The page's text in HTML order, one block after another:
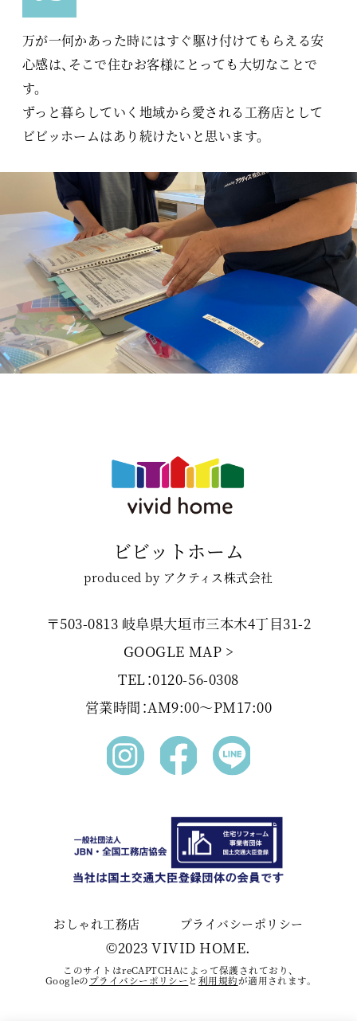
万が一何かあった時にはすぐ駆け付けてもらえる安
心感は、 そこで住むお客様にとっても大切なことで
す。
ずっと暮らしていく地域から愛される工務店として
ビビッホームはあり続けたいと思います。
ビビットホーム
produced by アクティス株式会社
〒503-0813 岐阜県大垣市三本木4丁目31-2
GOOGLE MAP >
TEL：0120-56-0308
営業時間：AM9:00〜PM17:00
おしゃれ工務店 プライバシーポリシー
©2023 VIVID HOME.
このサイトはreCAPTCHAによって保護されており、
Googleのプライバシーポリシーと 利⽤規約が適⽤されます。